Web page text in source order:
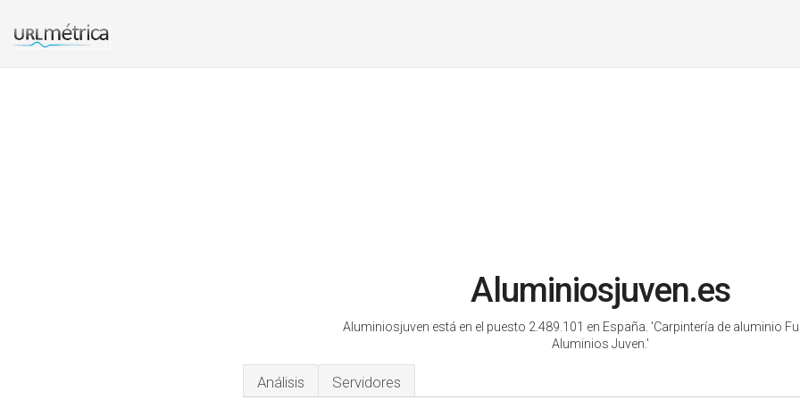
Aluminiosjuven.es
Aluminiosjuven está en el puesto 2.489.101 en España. 'Carpintería de aluminio
Aluminios Juven.'
Análisis Servidores